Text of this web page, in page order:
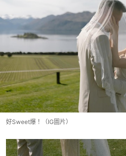
好Sweet爆！（IG圖片）